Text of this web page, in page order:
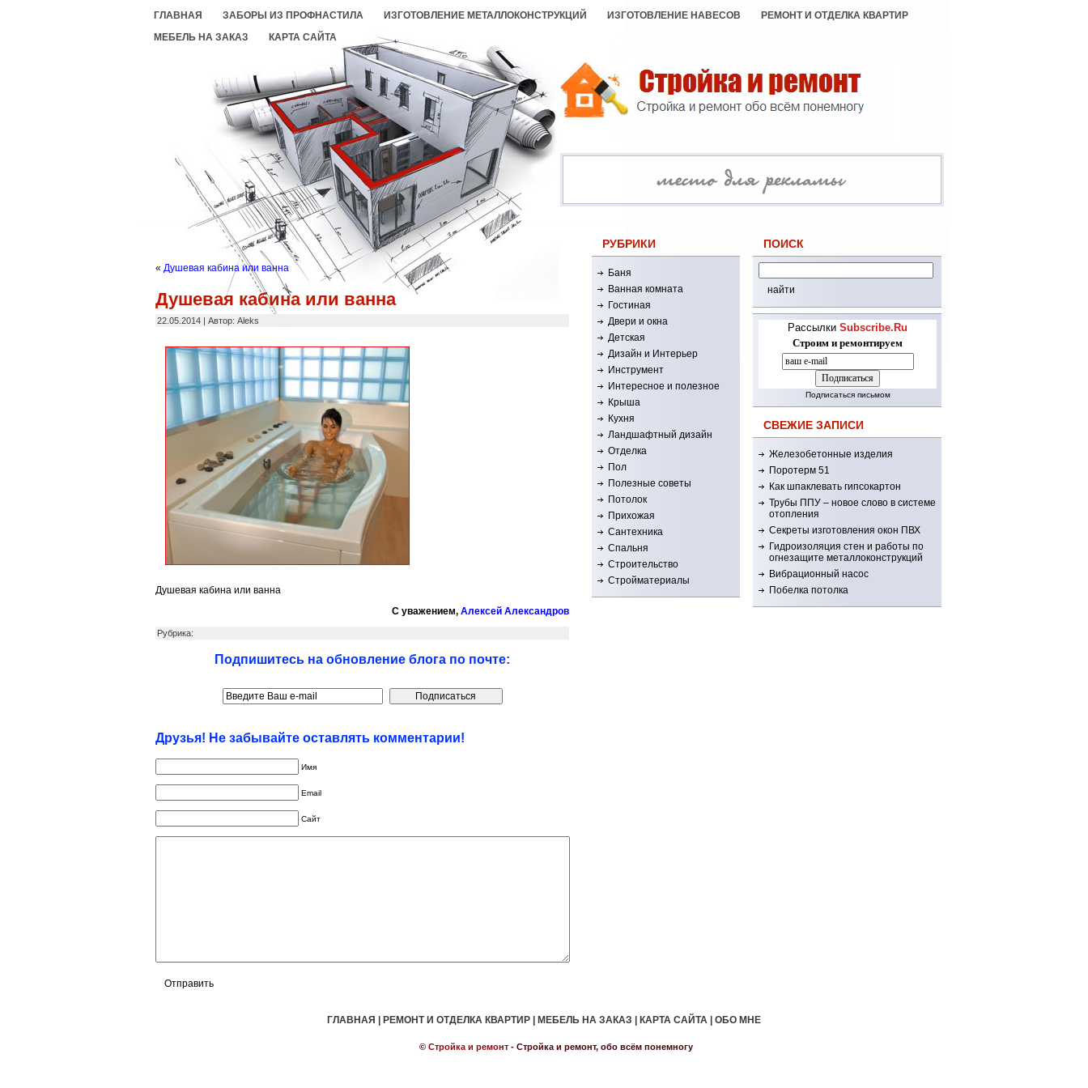
ГЛАВНАЯ ЗАБОРЫ ИЗ ПРОФНАСТИЛА ИЗГОТОВЛЕНИЕ МЕТАЛЛОКОНСТРУКЦИЙ ИЗГОТОВЛЕНИЕ НАВЕСОВ
РЕМОНТ И ОТДЕЛКА КВАРТИР
МЕБЕЛЬ НА ЗАКАЗ
КАРТА САЙТА
« Душевая кабина или ванна
Душевая кабина или ванна
22.05.2014 | Автор: Aleks
Душевая кабина или ванна
С уважением, Алексей Александров
Рубрика:
Подпишитесь на обновление блога по почте:
Друзья! Не забывайте оставлять комментарии!
Имя
Email
Сайт
РУБРИКИ
Баня
Ванная комната
Гостиная
Двери и окна
Детская
Дизайн и Интерьер
Инструмент
Интересное и полезное
Крыша
Кухня
Ландшафтный дизайн
Отделка
Пол
Полезные советы
Потолок
Прихожая
Сантехника
Спальня
Строительство
Стройматериалы
ПОИСК
Рассылки Subscribe.Ru
Строим и ремонтируем
Подписаться письмом
СВЕЖИЕ ЗАПИСИ
Железобетонные изделия
Поротерм 51
Как шпаклевать гипсокартон
Трубы ППУ – новое слово в системе
отопления
Секреты изготовления окон ПВХ
Гидроизоляция стен и работы по
огнезащите металлоконструкций
Вибрационный насос
Побелка потолка
ГЛАВНАЯ РЕМОНТ И ОТДЕЛКА КВАРТИР МЕБЕЛЬ НА ЗАКАЗ КАРТА САЙТА ОБО МНЕ
© Стройка и ремонт- Стройка и ремонт, обо всём понемногу